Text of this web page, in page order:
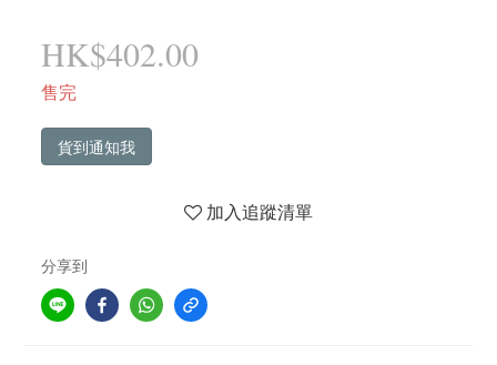
HK$402.00
售完
貨到通知我
加入追蹤清單
分享到